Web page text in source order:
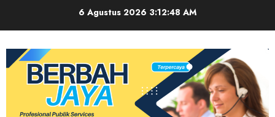
6 Agustus 2026 3:12:49 AM